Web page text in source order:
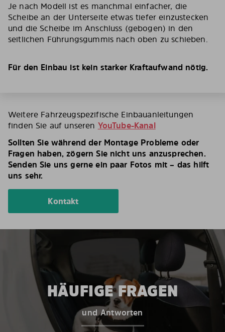
Je nach Modell ist es manchmal einfacher, die
Scheibe an der Unterseite etwas tiefer einzustecken
und die Scheibe im Anschluss (gebogen) in den
seitlichen Führungsgummis nach oben zu schieben.
Für den Einbau ist kein starker Kraftaufwand nötig.
Weitere Fahrzeugspezifische Einbauanleitungen
finden Sie auf unseren YouTube-Kanal
Sollten Sie während der Montage Probleme oder
Fragen haben, zögern Sie nicht uns anzusprechen.
Senden Sie uns gerne ein paar Fotos mit – das hilft
uns sehr.
Kontakt
HÄUFIGE FRAGEN
und Antworten